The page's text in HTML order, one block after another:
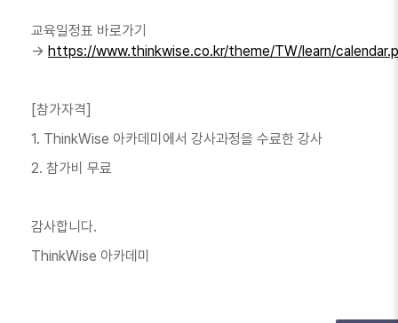
교육일정표 바로가기
→ https://www.thinkwise.co.kr/theme/TW/learn/
[참가자격]
1. ThinkWise 아카데미에서 강사과정을 수료한 강사
2. 참가비 무료
감사합니다.
ThinkWise 아카데미